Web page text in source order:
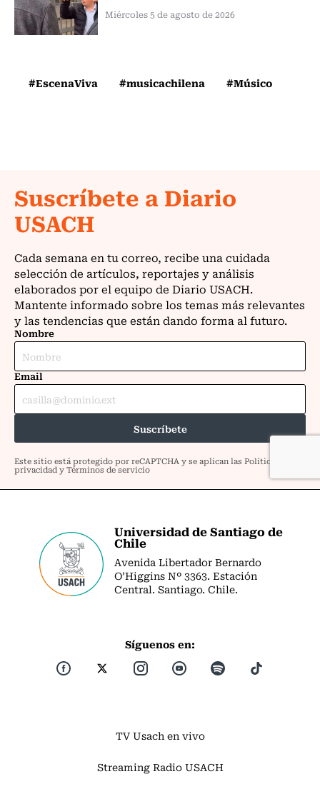
Miércoles 5 de agosto de 2026
#EscenaViva #musicachilena #Músico
Universidad de Santiago de
Chile
Avenida Libertador Bernardo
O’Higgins Nº 3363. Estación
Central. Santiago. Chile.
Síguenos en:
TV Usach en vivo
Streaming Radio USACH